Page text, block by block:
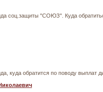
соц.защиты "СОЮЗ". Куда
куда обратится по поводу выплат